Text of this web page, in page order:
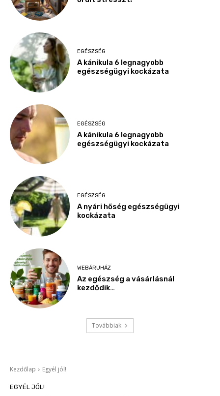
EGÉSZSÉG
A kánikula 6 legnagyobb
egészségügyi kockázata
EGÉSZSÉG
A kánikula 6 legnagyobb
egészségügyi kockázata
EGÉSZSÉG
A nyári hőség egészségügyi
kockázata
WEBÁRUHÁZ
Az egészség a vásárlásnál
kezdődik…
Továbbiak